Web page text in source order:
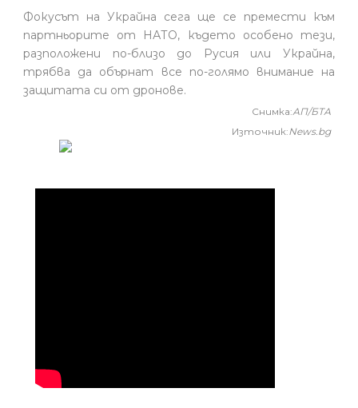
Фокусът на Украйна сега ще се премести към
партньорите от НАТО, където особено тези,
разположени по-близо до Русия или Украйна,
трябва да обърнат все по-голямо внимание на
защитата си от дронове.
Снимка:АП/БТА
Източник:News.bg